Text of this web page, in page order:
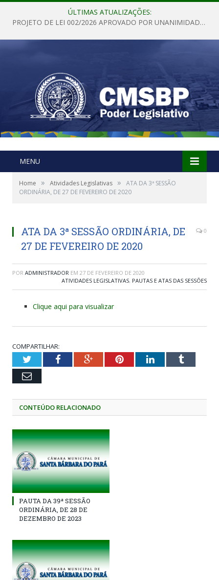
ÚLTIMAS ATUALIZAÇÕES:
PROJETO DE LEI 002/2026 APROVADO POR UNANIMIDADE EM SESSÃO ORDINÁRIA NESTA QUINTA – FEIRA 28 DE MAIO DE 2026
MENU
Home » Atividades Legislativas »
ATA DA 3ª SESSÃO
ORDINÁRIA, DE 27 DE FEVEREIRO DE 2020
ATA DA 3ª SESSÃO ORDINÁRIA, DE
27 DE FEVEREIRO DE 2020
0
POR ADMINISTRADOR EM 27 DE FEVEREIRO DE 2020
ATIVIDADES LEGISLATIVAS, PAUTAS E ATAS DAS SESSÕES
Clique aqui para visualizar
COMPARTILHAR:
TwitterFacebookGoogle+PinterestLinkedInTumblr
Email
CONTEÚDO RELACIONADO
PAUTA DA 39ª SESSÃO
ORDINÁRIA, DE 28 DE
DEZEMBRO DE 2023